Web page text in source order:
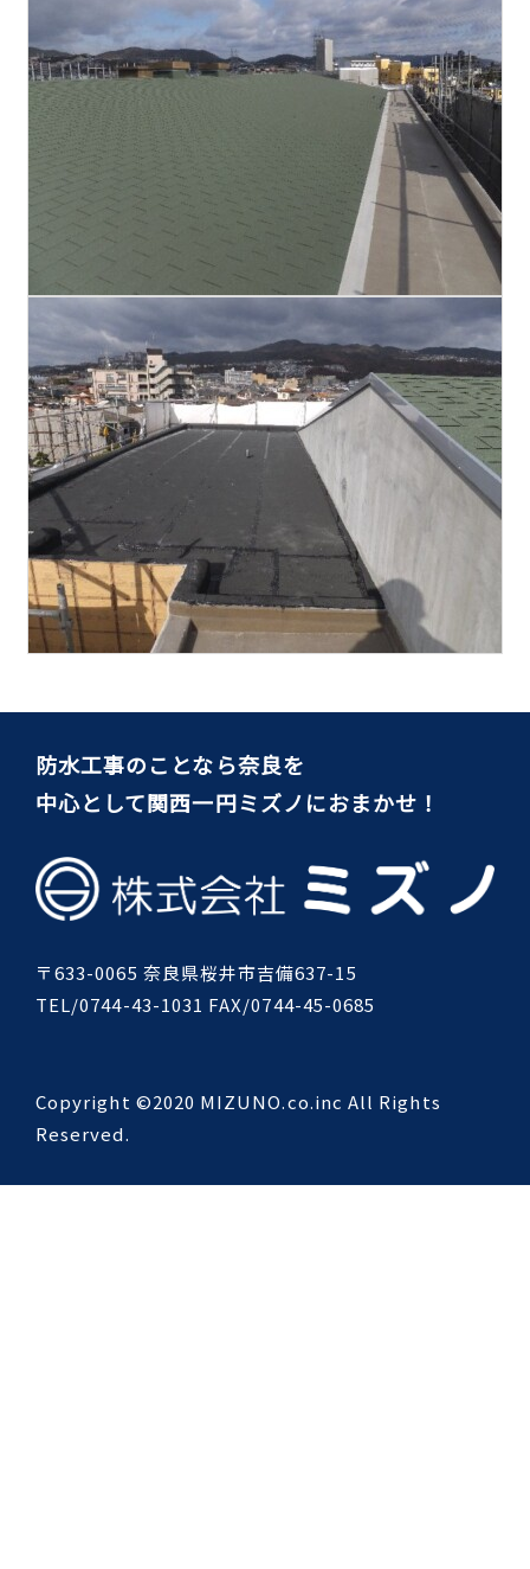
防水工事のことなら奈良を
中心として関西一円ミズノにおまかせ！
〒633-0065 奈良県桜井市吉備637-15
TEL/0744-43-1031 FAX/0744-45-0685
Copyright ©2020 MIZUNO.co.inc All Rights
Reserved.